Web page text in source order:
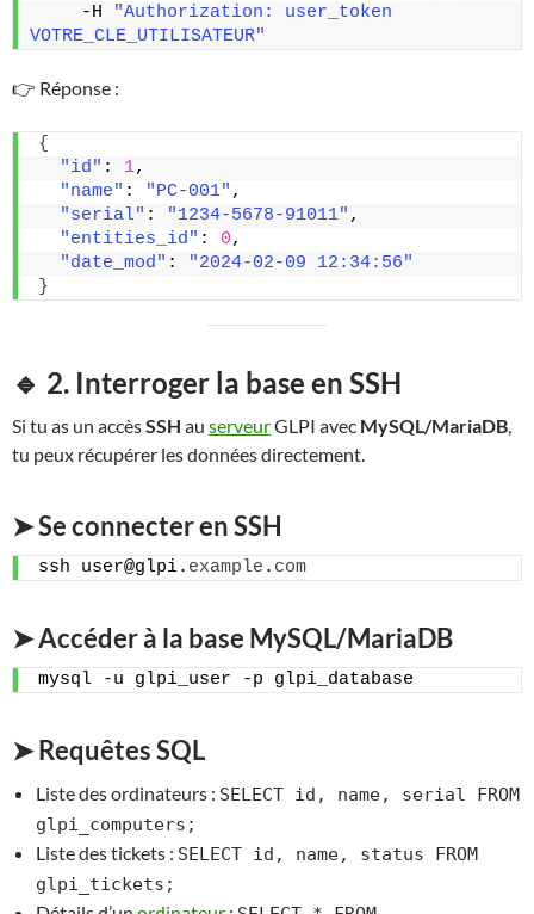
    -H
"Authorization: user_token
VOTRE_CLE_UTILISATEUR"
👉 Réponse :
{
"id" : 1,
"name" : "PC-001" ,
"serial" : "1234-5678-91011" ,
"entities_id" : 0,
"date_mod" :
"2024-02-09 12:34:56"
}
🔹 2. Interroger la base en SSH
Si tu as un accèsSSH au serveurGLPI avec MySQL/MariaDB,
tu peux récupérer les données directement.
➤ Se connecter en SSH
ssh user@glpi. example . com
➤ Accéder à la base MySQL/MariaDB
mysql -u glpi_user -p glpi_database
➤ Requêtes SQL
Liste des ordinateurs : SELECT id, name, serial FROM
glpi_computers;
Liste des tickets : SELECT id, name, status FROM
glpi_tickets;